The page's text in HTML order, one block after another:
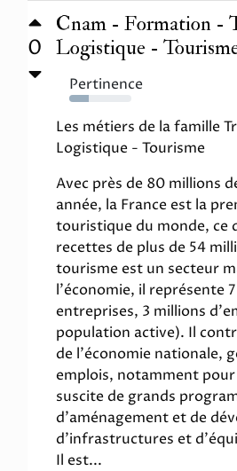
0
Cnam - Formation -
Logistique -
Pertinence
31%
Les métiers de la famille
Logistique - Tourisme
Avec près de 80 millions
année, la France est la
touristique du monde, ce
recettes de plus de 54
tourisme est un secteur
l'économie, il représente
entreprises, 3 millions
population active). Il
de l'économie nationale,
emplois, notamment pour
suscite de grands
d'aménagement et de
d'infrastructures et
Il est...